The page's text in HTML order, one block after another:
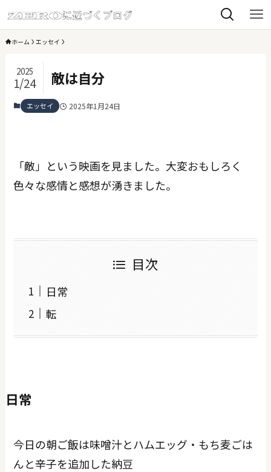
ホーム エッセイ
敵は自分
2025
1/24
エッセイ 2025年1月24日
「敵」という映画を見ました。大変おもしろく
色々な感情と感想が湧きました。
目次
日常
転
日常
今日の朝ご飯は味噌汁とハムエッグ・もち麦ごは
んと辛子を追加した納豆